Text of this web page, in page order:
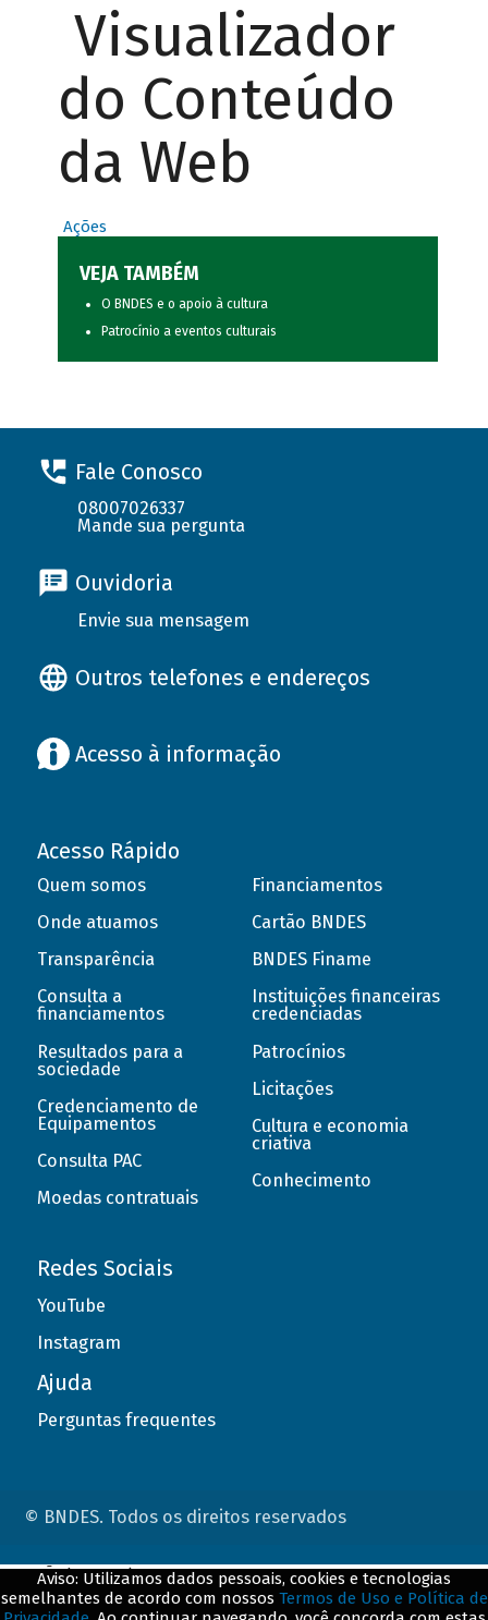
Visualizador
do Conteúdo
da Web
Ações
VEJA TAMBÉM
O BNDES e o apoio à cultura
Patrocínio a eventos culturais
Fale Conosco
08007026337
Mande sua pergunta
Ouvidoria
Envie sua mensagem
Outros telefones e endereços
Acesso à informação
Acesso Rápido
Quem somos
Onde atuamos
Transparência
Consulta a
financiamentos
Resultados para a
sociedade
Credenciamento de
Equipamentos
Consulta PAC
Moedas contratuais
Financiamentos
Cartão BNDES
BNDES Finame
Instituições financeiras
credenciadas
Patrocínios
Licitações
Cultura e economia
criativa
Conhecimento
Redes Sociais
YouTube
Instagram
Ajuda
Perguntas frequentes
© BNDES. Todos os direitos reservados
Aviso: Utilizamos dados pessoais, cookies e tecnologias
semelhantes de acordo com nossos Termos de Uso e Política de
ConteÃºdo complementar
${title}${badge}